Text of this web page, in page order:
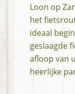
Loon op
het
ideaal
geslaagde
afloop van
heerlijke